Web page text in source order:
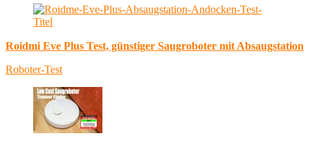
Roidmi Eve Plus Test, günstiger Saugroboter mit Absaugstation
Roboter-Test